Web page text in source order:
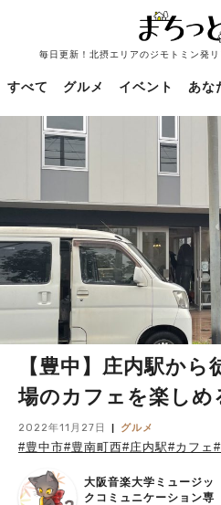
毎日更新！北摂エリアのジモトミン発
すべて グルメ イベント あな
【豊中】庄内駅か
場のカフェを楽しめ
2022年11月27日 グルメ
#豊中市#豊南町西#庄内駅#カフェ
大阪音楽大学ミュージッ
クコミュニケーション専